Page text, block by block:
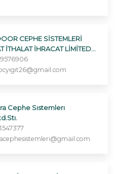
CEPHE SİSTEMLERİ
İTHALAT İHRACAT LİMİTED
Cephe Sıstemlerı